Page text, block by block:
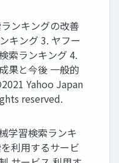
ンキングの改善
キング 3. ヤフー
索ランキング 4.
果と今後 一般的
Yahoo Japan
reserved.
学習検索ランキ
利用するサービ